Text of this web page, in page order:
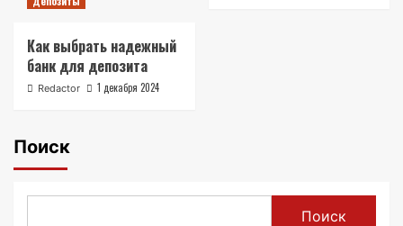
Как выбрать надежный
банк для депозита
Redactor 1 декабря 2024
Поиск
Поиск